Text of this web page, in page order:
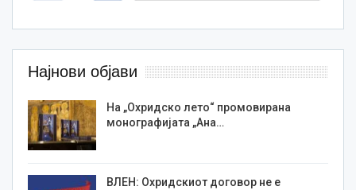
Најнови објави
На „Охридско лето“ промовирана
монографијата „Ана…
ВЛЕН: Охридскиот договор не е